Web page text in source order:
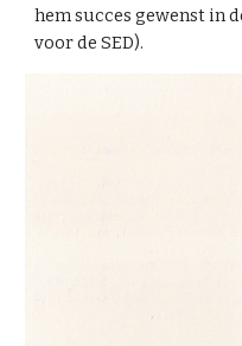
hem succes gewenst in
voor de SED).